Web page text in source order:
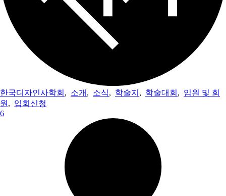
한국디자인사학회 , 소개 , 소식, 학술지 , 학술대회 , 임원 및 회
원 , 입회신청
6